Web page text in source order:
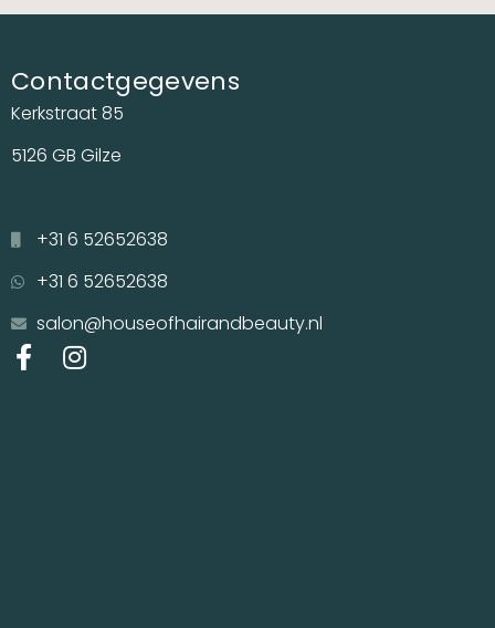
Contactgegevens
Kerkstraat 85
5126 GB Gilze
+31 6 52652638
+31 6 52652638
salon@houseofhairandbeauty.nl